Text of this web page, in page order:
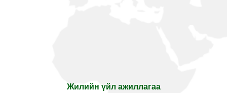
Жилийн үйл ажиллагаа